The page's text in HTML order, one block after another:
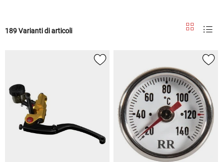
189 Varianti di articoli